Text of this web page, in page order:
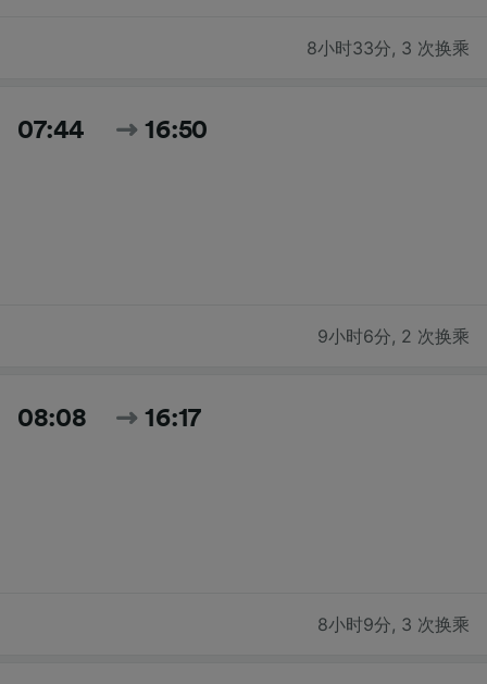
8小时33分, 3 次换乘
07:44 16:50
9小时6分, 2 次换乘
08:08 16:17
8小时9分, 3 次换乘